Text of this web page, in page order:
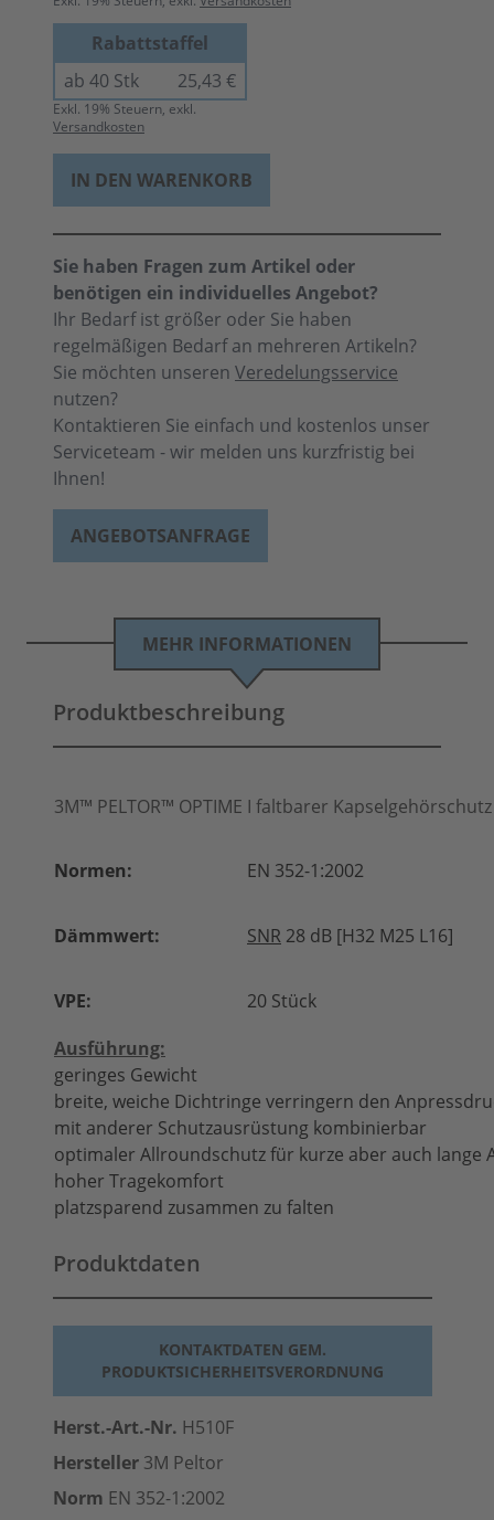
Rabattstaffel
ab 40 Stk
25,43 €
Exkl. 19% Steuern, exkl.
Versandkosten
IN DEN WARENKORB
Sie haben Fragen zum Artikel oder
benötigen ein individuelles Angebot?
Ihr Bedarf ist größer oder Sie haben
regelmäßigen Bedarf an mehreren Artikeln?
Sie möchten unseren Veredelungsservice
nutzen?
Kontaktieren Sie einfach und kostenlos unser
Serviceteam - wir melden uns kurzfristig bei
Ihnen!
ANGEBOTSANFRAGE
MEHR INFORMATIONEN
Produktbeschreibung
3M™ PELTOR™ OPTIME I faltbarer
Normen: EN 352-1:2002
Dämmwert: SNR 28 dB [H32 M25 L16]
VPE:
20 Stück
Ausführung:
geringes Gewicht
breite, weiche Dichtringe verringern den
mit anderer Schutzausrüstung kombinierbar
optimaler Allroundschutz für kurze aber auch lange
hoher Tragekomfort
platzsparend zusammen zu falten
Produktdaten
KONTAKTDATEN GEM.
PRODUKTSICHERHEITSVERORDNUNG
Herst.-Art.-Nr. H510F
Hersteller 3M Peltor
Norm EN 352-1:2002